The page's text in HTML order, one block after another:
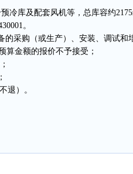
库及配套风机等，总库容约
。
采购（或生产）、安装、调试和
金额的报价不予接受；
退）。